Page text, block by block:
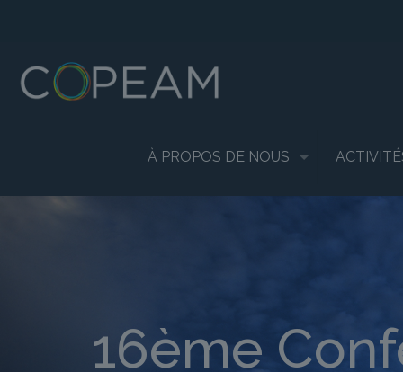
À PROPOS DE NOUS
16ème